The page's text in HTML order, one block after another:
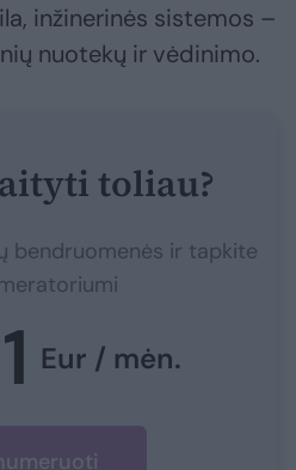
inžinerinės sistemos –
nuotekų ir vėdinimo.
toliau?
bendruomenės ir tapkite
1 Eur / mėn.